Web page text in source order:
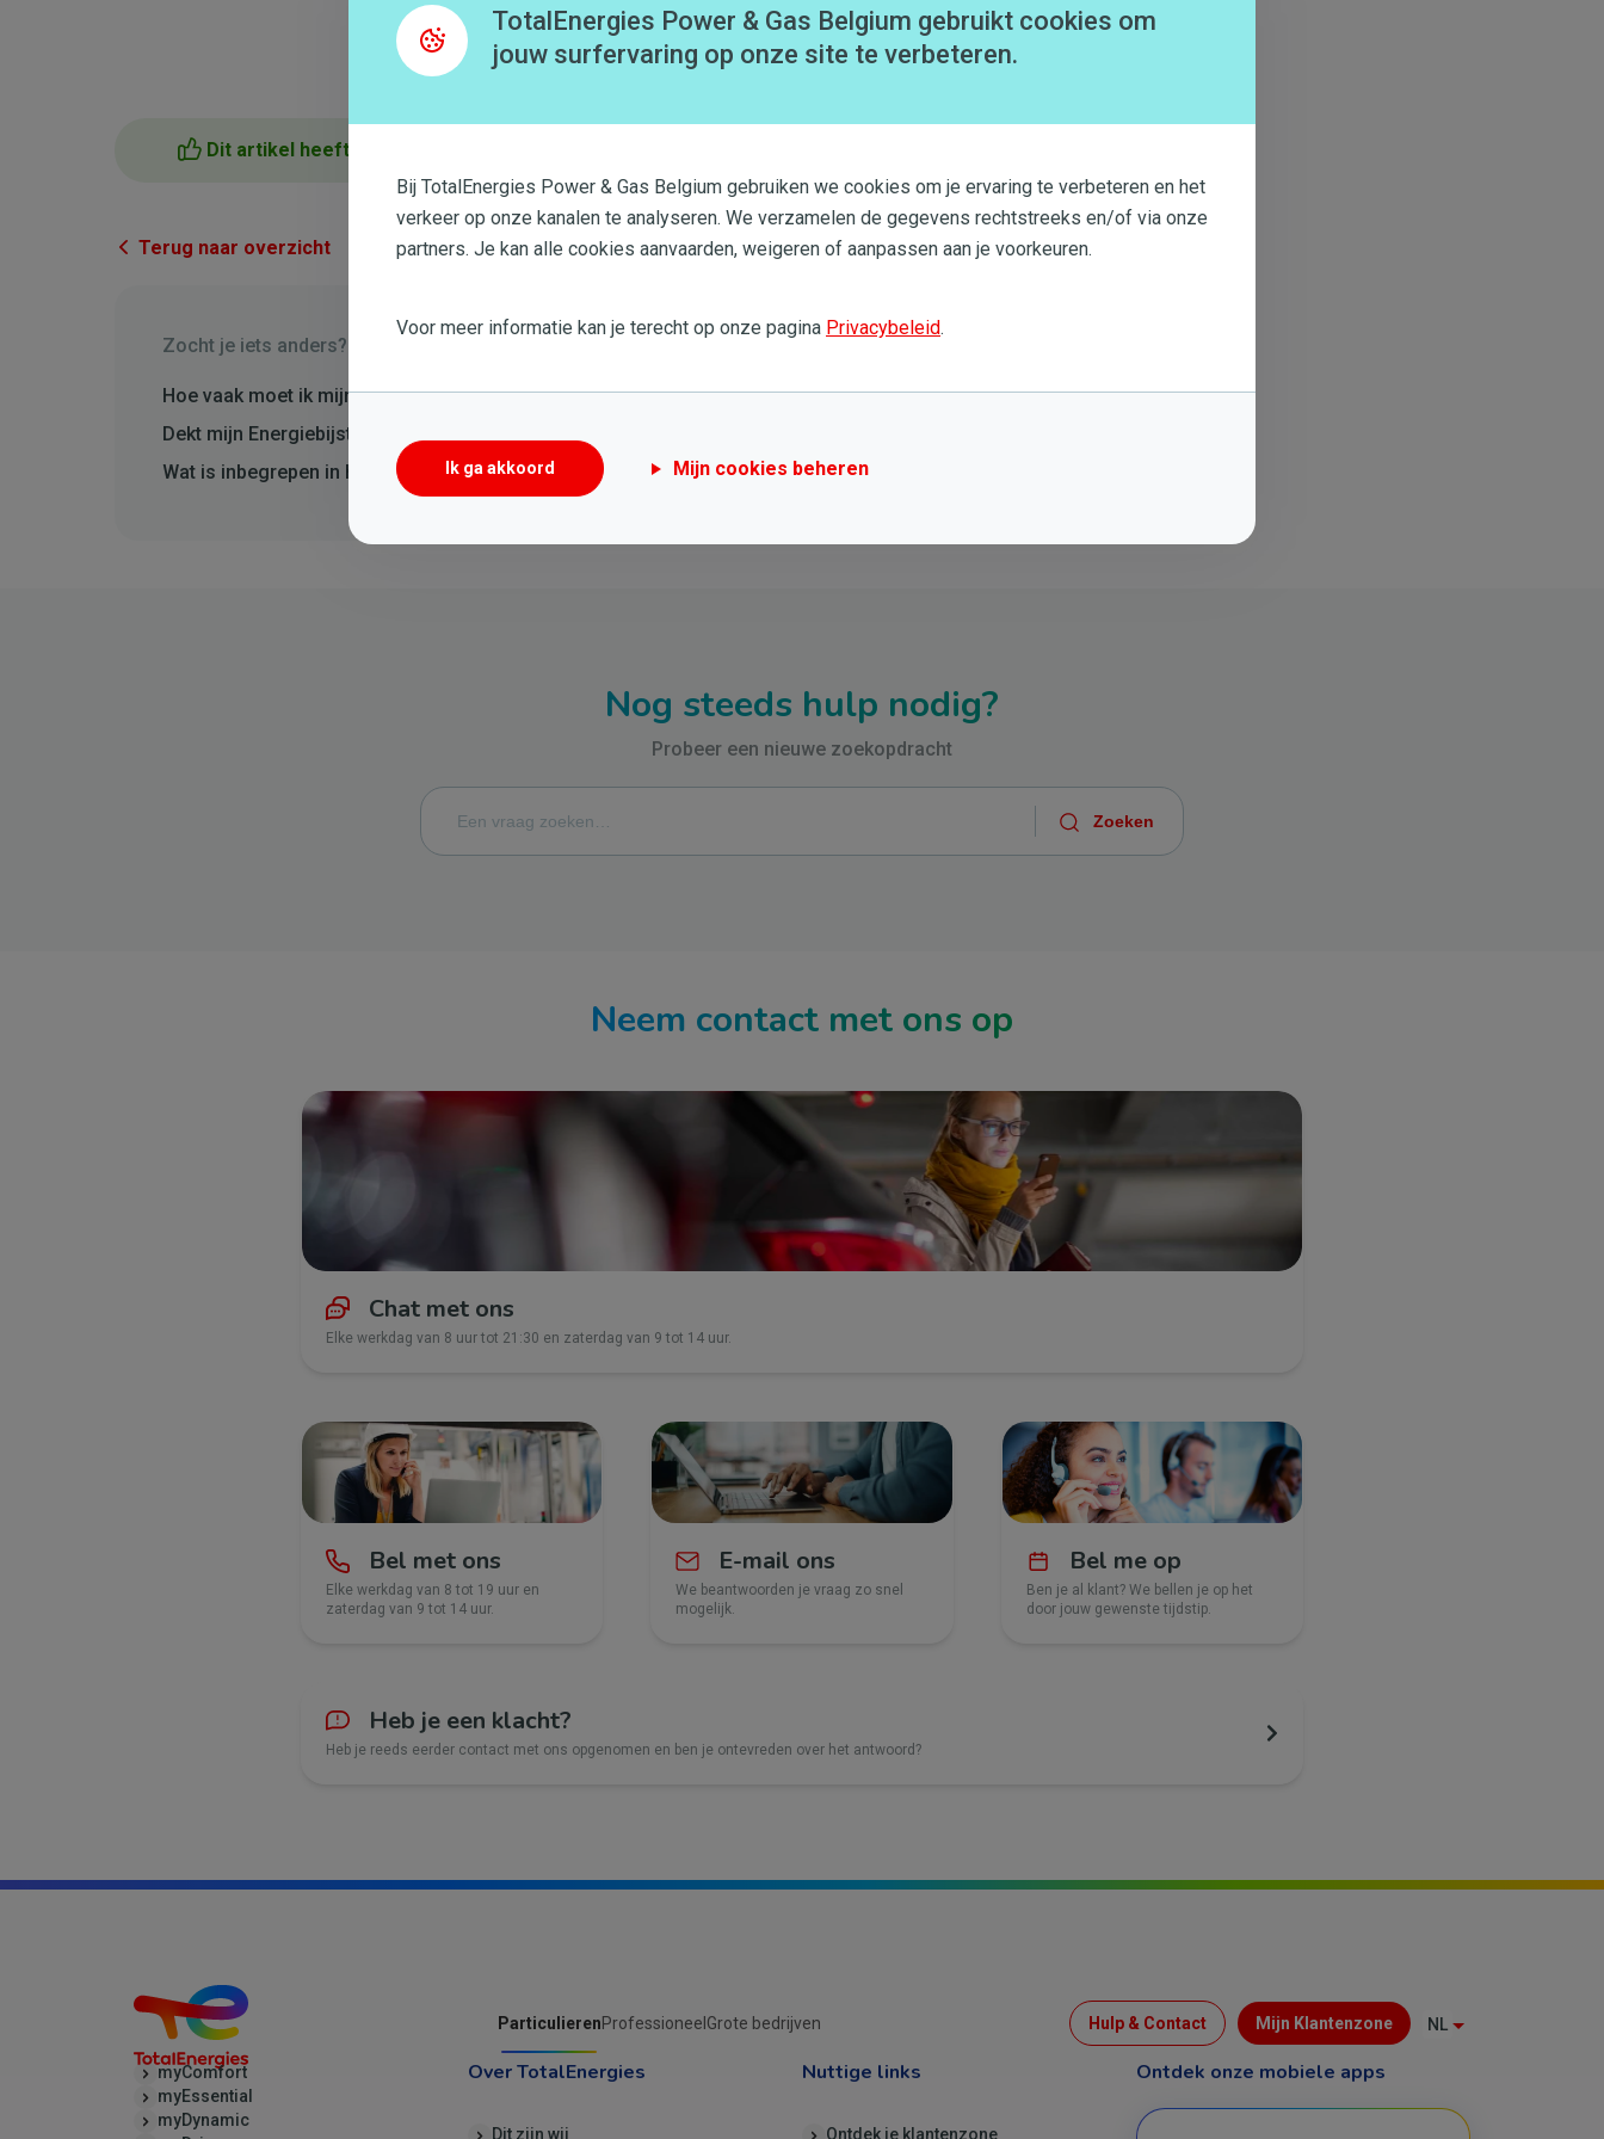
Dit artikel heeft me geholpen
Terug naar overzicht
Zocht je iets anders?
Hoe vaak moet ik mijn ketel laten onderhouden?
Dekt mijn Energiebijstand ook het onderhoud van mijn ketel?
Wat is inbegrepen in het onderhoud van mijn gas- of stookolieketel?
Nog steeds hulp nodig?
Probeer een nieuwe zoekopdracht
Neem contact met ons op
Chat met ons
Elke werkdag van 8 uur tot 21:30 en zaterdag van 9 tot 14 uur.
Bel met ons
Elke werkdag van 8 tot 19 uur en
zaterdag van 9 tot 14 uur.
E-mail ons
We beantwoorden je vraag zo snel
mogelijk.
Bel me op
Ben je al klant? We bellen je op het
door jouw gewenste tijdstip.
Heb je een klacht?
Heb je reeds eerder contact met ons opgenomen en ben je ontevreden over het antwoord?
ParticulierenProfessioneel Grote bedrijven
Menu
(B2C)
Hulp & Contact Mijn Klantenzone NL
myComfort
myEssential
myDynamic
Over TotalEnergies
Dit zijn wij
Nuttige links
Ontdek je klantenzone
Ontdek onze mobiele apps
TotalEnergies Power & Gas Belgium gebruikt cookies om
jouw surfervaring op onze site te verbeteren.
Bij TotalEnergies Power & Gas Belgium gebruiken we cookies om je ervaring te verbeteren en het
verkeer op onze kanalen te analyseren. We verzamelen de gegevens rechtstreeks en/of via onze
partners. Je kan alle cookies aanvaarden, weigeren of aanpassen aan je voorkeuren.
Voor meer informatie kan je terecht op onze pagina Privacybeleid.
Ik ga akkoord Mijn cookies beheren